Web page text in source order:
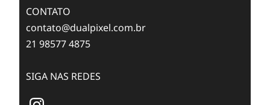
CONTATO
contato@dualpixel.com.br
21 98577 4875
SIGA NAS REDES